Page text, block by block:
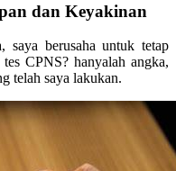
dan Keyakinan
saya berusaha untuk tetap
CPNS? hanyalah angka,
telah saya lakukan.